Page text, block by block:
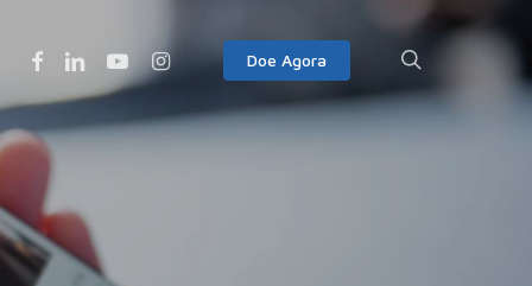
Doe Agora
FacebookLinkedinYoutubeInstagram